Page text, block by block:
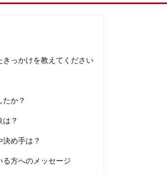
きっかけを教えてください
か？
？
め手は？
る方へのメッセージ